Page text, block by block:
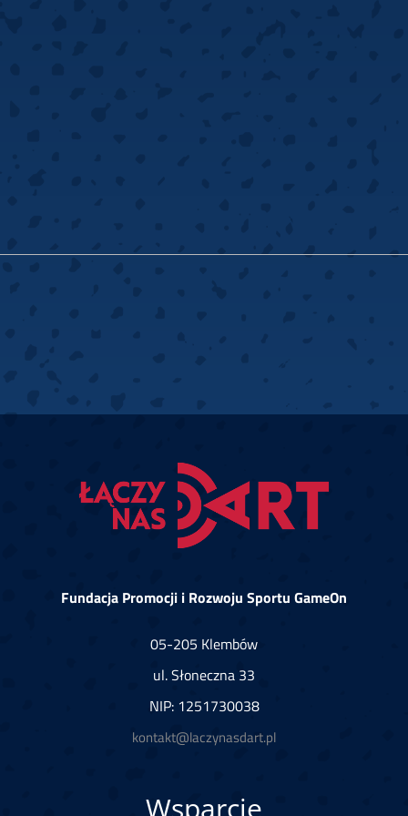
Fundacja Promocji i Rozwoju Sportu GameOn
05-205 Klembów
ul. Słoneczna 33
NIP: 1251730038
kontakt@laczynasdart.pl